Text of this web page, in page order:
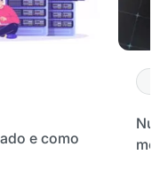
e como